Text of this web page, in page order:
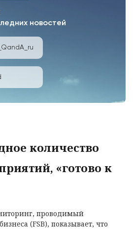
новостей
количество
«готово к
проводимый
(FSB), показывает, что